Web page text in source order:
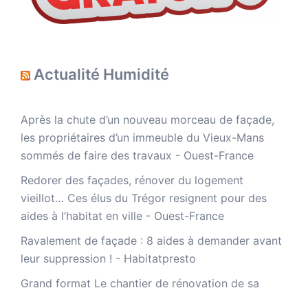
Actualité Humidité
Après la chute d’un nouveau morceau de façade,
les propriétaires d’un immeuble du Vieux-Mans
sommés de faire des travaux - Ouest-France
Redorer des façades, rénover du logement
vieillot… Ces élus du Trégor resignent pour des
aides à l’habitat en ville - Ouest-France
Ravalement de façade : 8 aides à demander avant
leur suppression ! - Habitatpresto
Grand format Le chantier de rénovation de sa